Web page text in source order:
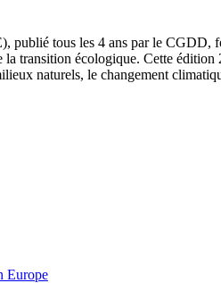
publié tous les 4 ans par le
transition écologique. Cette
naturels, le changement
Europe